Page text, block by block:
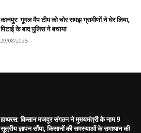
कानपुर: गूगल मैप टीम को चोर समझ ग्रामीणों ने घेर लिया,
पिटाई के बाद पुलिस ने बचाया
29/08/2025
हाथरस: किसान मजदूर संगठन ने मुख्यमंत्री के नाम 9
सूत्रीय ज्ञापन सौंपा, किसानों की समस्याओं के समाधान की